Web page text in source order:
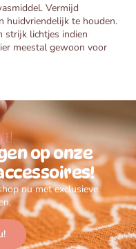
Vermijd
huidvriendelijk te houden.
strijk lichtjes indien
meestal gewoon voor
op onze
nu met exclusieve